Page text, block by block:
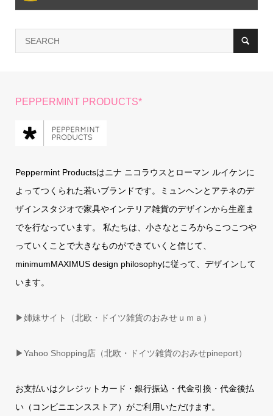
PEPPERMINT PRODUCTS*
Peppermint Productsはニナ ニコラウスとローマン ルイケンに
よってつくられた若いブランドです。ミュンヘンとアテネのデ
ザインスタジオで家具やインテリア雑貨のデザインから生産ま
でを行なっています。 私たちは、小さなところからこつこつや
っていくことで大きなものができていくと信じて、
minimumMAXIMUS design philosophyに従って、デザインして
います。
▶姉妹サイト（北欧・ドイツ雑貨のおみせｕｍａ）
▶Yahoo Shopping店（北欧・ドイツ雑貨のおみせpineport）
お支払いはクレジットカード・銀行振込・代金引換・代金後払
い（コンビニエンスストア）がご利用いただけます。